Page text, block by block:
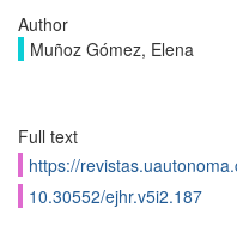
Author
Muñoz Gómez, Elena
Full text
https://
10.30552/ejhr.v5i2.187